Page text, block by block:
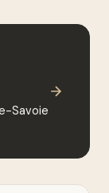
Savoie